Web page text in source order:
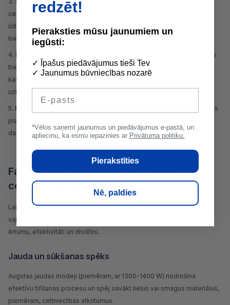
celtniecības putekļu sūcēji ir aprīkoti ar funkcijām, kas ļauj savākt
ūdeni un citus šķidrumus, līdz ar to, tas īpaši noder darba vietās, kur
bieži rodas slapji netīrumi.
Filtru sistēmas veselības aizsardzībai
: Celtniecības putekļu sūcēji
bieži ir aprīkoti ar HEPA filtriem vai citiem augstas kvalitātes filtriem,
kas uztver smalkus putekļus, aizsargājot darbinieku elpceļus un
uzlabojot gaisa kvalitāti darba zonā.
Ilgtspējīga konstrukcija
: Šīm ierīcēm ir izturīgs metāla vai stiprinātas
plastmasas korpuss, kas spēj izturēt smagas darba slodzes un
dažādus triecienus.
Faktori, kuri jāņem vērā, ja jāizvēlas
celtniecības putekļu sūcējs
Lai atrastu vispiemērotāko celtniecības putekļu sūcēju savām
vajadzībām, jāņem vērā vairāki būtiski faktori, kas ietekmē darba
ērtumu, efektivitāti un drošību.
Jauda un sūkšanas spēks
Augstas jaudas modeļi (piemēram, ar 1300-1400 W) nodrošina
efektīvu tīrīšanas procesu un spēj savākt lielus vai smagus materiālus,
piemēram, celtniecības atkritumus.
redzēt!
Pieraksties mūsu jaunumiem un
iegūsti:
✓ Īpašus piedāvājumus tieši Tev
✓ Jaunumus būvniecības nozarē
*Vēlos saņemt jaunumus un piedāvājumus e-pastā, un
apliecinu, ka esmu iepazinies ar Privātuma politiku.
Pierakstīties
Nē, paldies